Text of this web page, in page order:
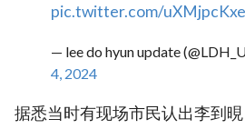
pic.twitter.com/
— lee do hyun update
4, 2024
据悉当时有现场市民认出李到